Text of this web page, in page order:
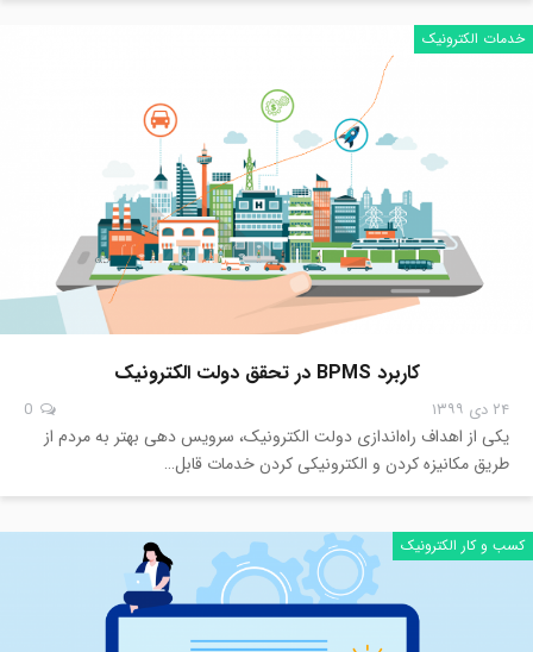
خدمات الکترونیک
کاربرد BPMS در تحقق دولت الکترونیک
۲۴ دی ۱۳۹۹
یکی از اهداف راه‌اندازی دولت الکترونیک، سرویس‌ دهی بهتر به مردم از
طریق مکانیزه کردن و الکترونیکی کردن خدمات قابل…
کسب و کار الکترونیک